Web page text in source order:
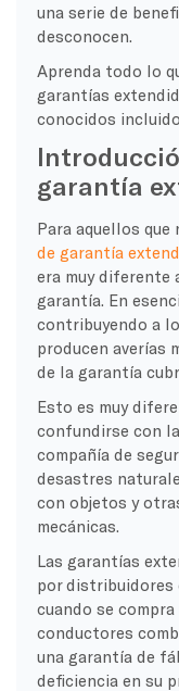
una serie de
desconocen.
Aprenda todo lo
garantías
conocidos
garantía
Para aquellos que
de garantía
era muy diferente
garantía. En
contribuyendo a
producen averías
de la garantía
Esto es muy
confundirse con
compañía de
desastres
con objetos y
mecánicas.
Las garantías
por distribuidores
cuando se
conductores
una garantía de
deficiencia en su